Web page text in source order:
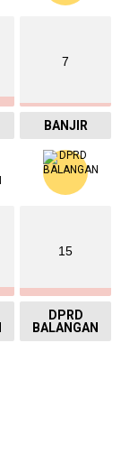
7
BANJIR
15
DPRD
BALANGAN